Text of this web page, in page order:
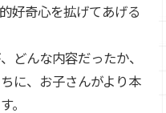
好奇心を拡げてあげる
どんな内容だったか、
に、お子さんがより本
。